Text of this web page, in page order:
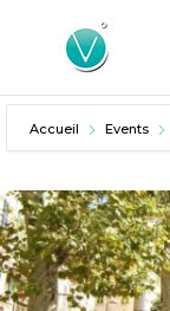
Accueil Events